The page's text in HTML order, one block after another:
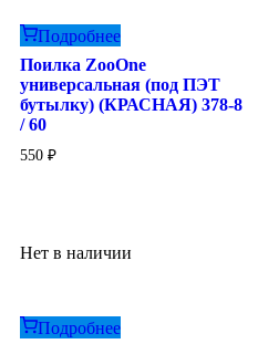
Подробнее
Поилка ZooOne
универсальная (под ПЭТ
бутылку) (КРАСНАЯ) 378-8
/ 60
550 ₽
Нет в наличии
Подробнее